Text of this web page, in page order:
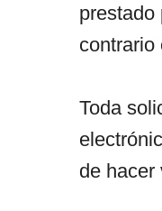
prestado
contrario
Toda
de hacer